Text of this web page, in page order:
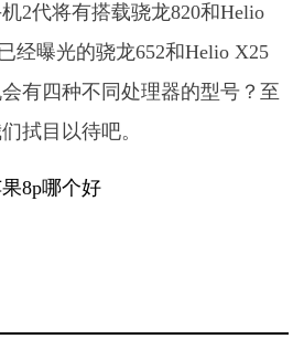
2代将有搭载骁龙820和Helio
经曝光的骁龙652和Helio X25
有四种不同处理器的型号？至
拭目以待吧。
8p哪个好